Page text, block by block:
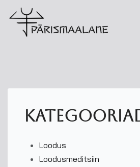
Loodus
Loodusmeditsiin